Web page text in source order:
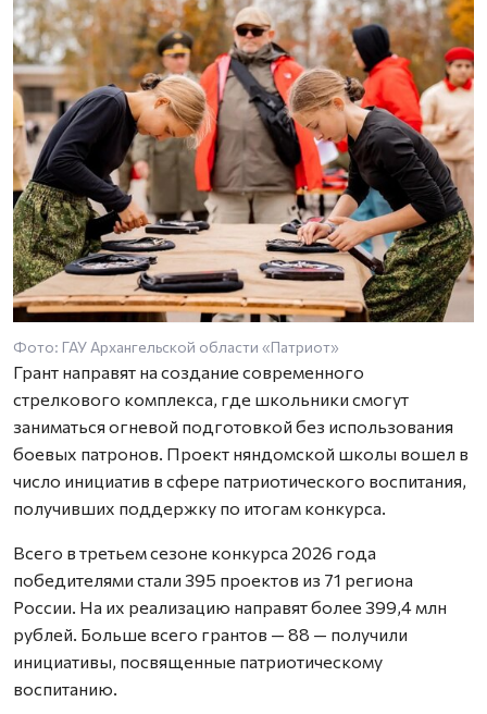
Фото: ГАУ Архангельской области «Патриот»
Грант направят на создание современного
стрелкового комплекса, где школьники смогут
заниматься огневой подготовкой без использования
боевых патронов. Проект няндомской школы вошел в
число инициатив в сфере патриотического воспитания,
получивших поддержку по итогам конкурса.
Всего в третьем сезоне конкурса 2026 года
победителями стали 395 проектов из 71 региона
России. На их реализацию направят более 399,4 млн
рублей. Больше всего грантов — 88 — получили
инициативы, посвященные патриотическому
воспитанию.